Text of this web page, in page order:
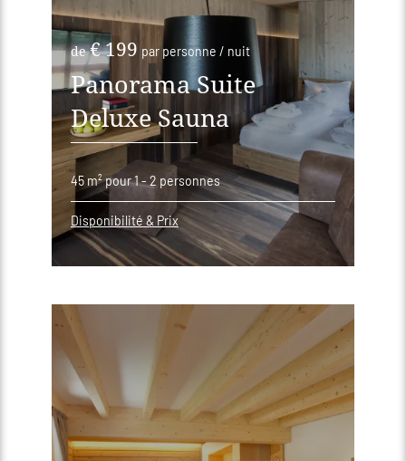
de€ 199 par personne / nuit
Panorama Suite
Deluxe Sauna
45 m²pour 1 - 2 personnes
Disponibilité & Prix